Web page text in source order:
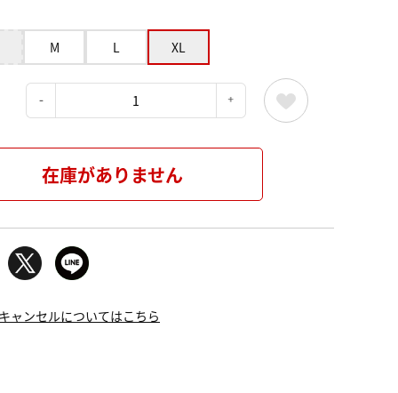
M L XL
在庫がありません
ャンセルについてはこちら